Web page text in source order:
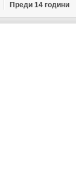
Преди 14 години